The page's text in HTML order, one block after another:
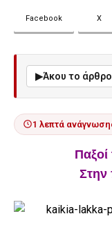
Facebook X
▶Άκου το άρθρο
1 λεπτά